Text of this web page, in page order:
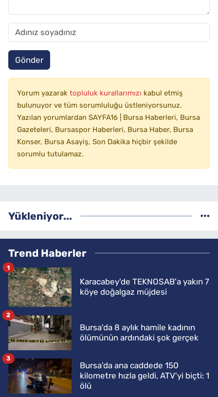
Gönder
Yorum yazarak topluluk kurallarımızı kabul etmiş
bulunuyor ve tüm sorumluluğu üstleniyorsunuz.
Yazılan yorumlardan SAYFA16 | Bursa Haberleri, Bursa
Gazeteleri, Bursaspor Haberleri, Bursa Haber, Bursa
Konser, Bursa Asayiş, Son Dakika hiçbir şekilde
sorumlu tutulamaz.
Yükleniyor...
Trend Haberler
Karacabey'de TEKNOSAB'a yakın 7
köye doğalgaz müjdesi
1
Bursa'da 8 aylık hamile kadının
ölümünün ardındaki şok gerçek
2
Bursa'da ana caddede 150
kilometre hızla geldi, ATV'yi biçti: 1
ölü
3